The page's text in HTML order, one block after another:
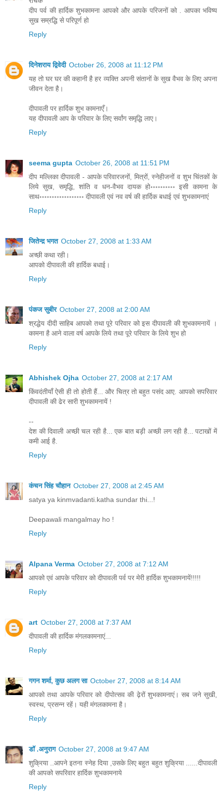
दीप पर्व की हार्दिक शुभकामना आपको और आपके परिजनों को . आपका भविष्य
सुख सम्रद्धि से परिपूर्ण हो
Reply
दिनेशराय द्विवेदी October 26, 2008 at 11:12 PM
यह तो घर घर की कहानी है हर व्यक्ति अपनी संतानों के सुख वैभव के लिए अपना
जीवन देता है।
दीपावली पर हार्दिक शुभ कामनाएँ।
यह दीपावली आप के परिवार के लिए सर्वांग समृद्धि लाए।
Reply
seema gupta October 26, 2008 at 11:51 PM
दीप मल्लिका दीपावली - आपके परिवारजनों, मित्रों, स्नेहीजनों व शुभ चिंतकों के
लिये सुख, समृद्धि, शांति व धन-वैभव दायक हो॰॰॰॰॰॰॰॰॰॰ इसी कामना के
साथ॰॰॰॰॰॰॰॰॰॰॰॰॰॰॰॰॰॰ दीपावली एवं नव वर्ष की हार्दिक बधाई एवं शुभकामनाएं
Reply
जितेन्द़ भगत October 27, 2008 at 1:33 AM
अच्‍छी कथा रही।
आपको दीपावली की हार्दिक बधाई।
Reply
पंकज सुबीर October 27, 2008 at 2:00 AM
श्रद्धेय दीदी साहिब आपको तथा पूरे परिवार को इस दीपावली की शुभकामनायें ।
कामना है आने वाला वर्ष आपके लिये तथा पूरे परिवार के लिये शुभ हो
Reply
Abhishek Ojha October 27, 2008 at 2:17 AM
किंवदंतीयाँ ऐसी ही तो होती हैं... और चित्र तो बहुत पसंद आए. आपको सपरिवार
दीपावली की ढेर सारी शुभकामनायें !
--
देश की दिवाली अच्छी चल रही है... एक बात बड़ी अच्छी लग रही है... पटाखों में
कमी आई है.
Reply
कंचन सिंह चौहान October 27, 2008 at 2:45 AM
satya ya kinmvadanti.katha sundar thi...!
Deepawali mangalmay ho !
Reply
Alpana Verma October 27, 2008 at 7:12 AM
आपको एवं आपके परिवार को दीपावली पर्व पर मेरी हार्दिक शुभकामनायें!!!!!
Reply
art October 27, 2008 at 7:37 AM
दीपावली की हार्दिक मंगलकामनाएं...
Reply
गगन शर्मा, कुछ अलग सा October 27, 2008 at 8:14 AM
आपको तथा आपके परिवार को दीपोत्सव की ढ़ेरों शुभकामनाएं। सब जने सुखी,
स्वस्थ, प्रसन्न रहें। यही मंगलकामना है।
Reply
डॉ .अनुराग October 27, 2008 at 9:47 AM
शुक्रिया ..आपने इतना स्नेह दिया ,उसके लिए बहुत बहुत शुक्रिया ......दीपावली
की आपको सपरिवार हार्दिक शुभकामनाये
Reply